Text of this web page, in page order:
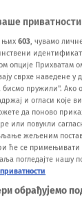
svitaca koji mi
Ognjenka
život"
28.07.24.
novim
приватности
њих603, чувамо
опције Прихватам
сврхе наведене
бисмо пружили". Ако
и огласи које
да поново
или повукли
жељеним
ће се примењивати
погледајте нашу
обрађујемо